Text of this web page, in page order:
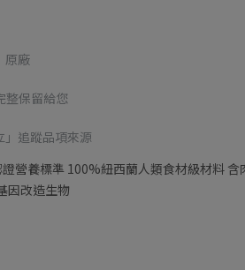
原廠
整保留給您
追蹤品項來源
證營養標準 100%紐西蘭人類食材級材料 含
因改造生物